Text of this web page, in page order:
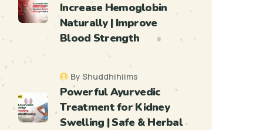
Increase Hemoglobin
Naturally | Improve
Blood Strength
By Shuddhihiims
Powerful Ayurvedic
Treatment for Kidney
Swelling | Safe & Herbal